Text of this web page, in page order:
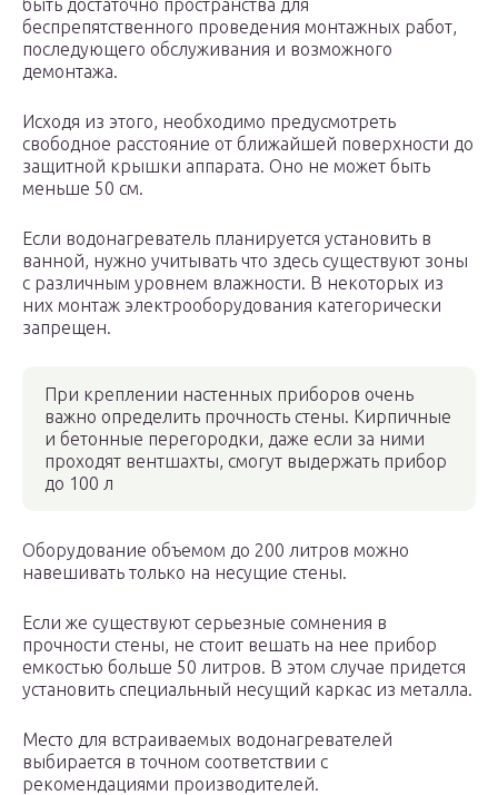
быть достаточно пространства для
беспрепятственного проведения монтажных работ,
последующего обслуживания и возможного
демонтажа.
Исходя из этого, необходимо предусмотреть
свободное расстояние от ближайшей поверхности до
защитной крышки аппарата. Оно не может быть
меньше 50 см.
Если водонагреватель планируется установить в
ванной, нужно учитывать что здесь существуют зоны
с различным уровнем влажности. В некоторых из
них монтаж электрооборудования категорически
запрещен.
При креплении настенных приборов очень
важно определить прочность стены. Кирпичные
и бетонные перегородки, даже если за ними
проходят вентшахты, смогут выдержать прибор
до 100 л
Оборудование объемом до 200 литров можно
навешивать только на несущие стены.
Если же существуют серьезные сомнения в
прочности стены, не стоит вешать на нее прибор
емкостью больше 50 литров. В этом случае придется
установить специальный несущий каркас из металла.
Место для встраиваемых водонагревателей
выбирается в точном соответствии с
рекомендациями производителей.